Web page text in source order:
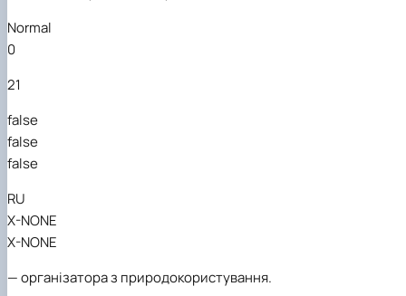
Normal
0
21
false
false
false
RU
X-NONE
X-NONE
—організатора з природокористування.